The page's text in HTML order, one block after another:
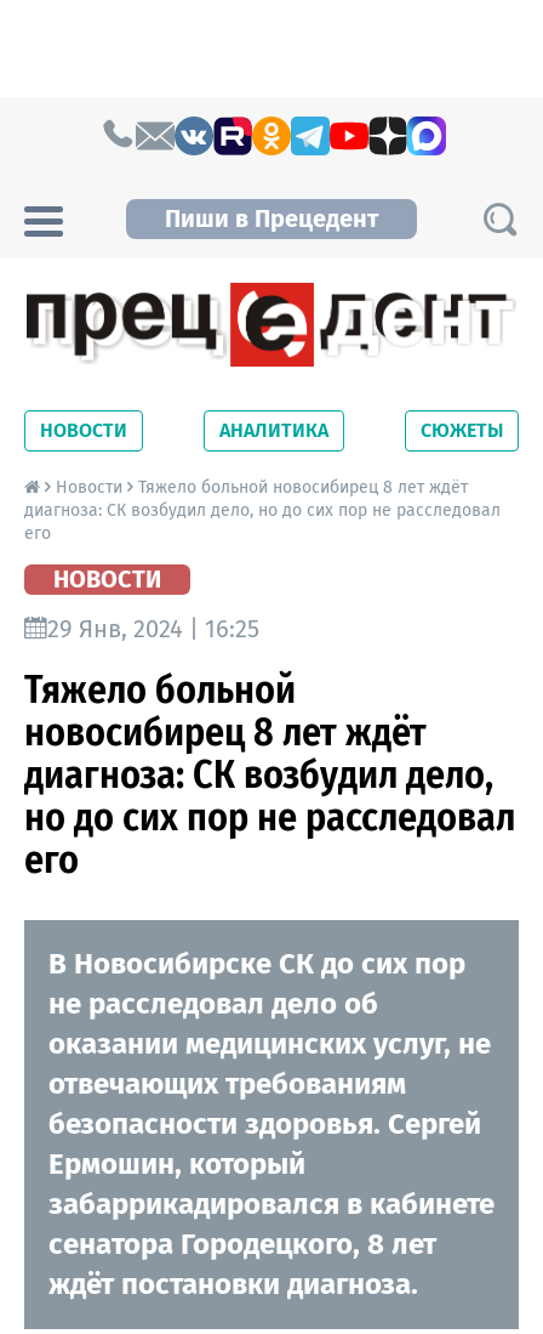
Пиши в Прецедент
Новосибирской области. Читайте свежие
новости на сайте сетевого издания
Precedent.
НОВОСТИ АНАЛИТИКА СЮЖЕТЫ
Новости
Тяжело больной новосибирец 8 лет ждёт
диагноза: СК возбудил дело, но до сих пор не расследовал
его
НОВОСТИ
29 Янв, 2024 | 16:25
Тяжело больной
новосибирец 8 лет ждёт
диагноза: СК возбудил дело,
но до сих пор не расследовал
его
В Новосибирске СК до сих пор
не расследовал дело об
оказании медицинских услуг, не
отвечающих требованиям
безопасности здоровья. Сергей
Ермошин, который
забаррикадировался в кабинете
сенатора Городецкого, 8 лет
ждёт постановки диагноза.